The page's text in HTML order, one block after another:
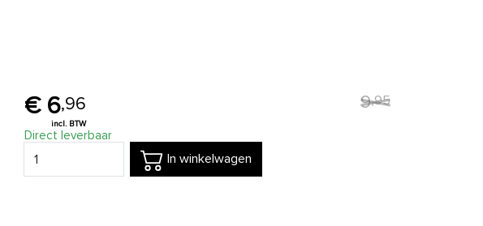
6,96 9,95
Direct leverbaar
In winkelwagen